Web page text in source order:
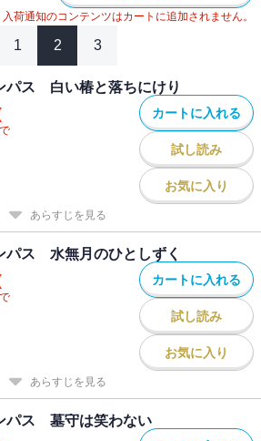
荷通知のコンテンツはカートに追加されません。
1 2 3
パス 白い椿と落ちにけり
カートに入れる
試し読み
お気に入り
あらすじを見る
パス 水無月のひとしずく
カートに入れる
試し読み
お気に入り
あらすじを見る
パス 墓守は笑わない